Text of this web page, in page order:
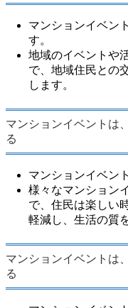
マンションイベン
す。
地域のイベントや
で、地域住民との
します。
マンションイベントは
る
マンションイベン
様々なマンション
で、住民は楽しい
軽減し、生活の質
マンションイベントは
る